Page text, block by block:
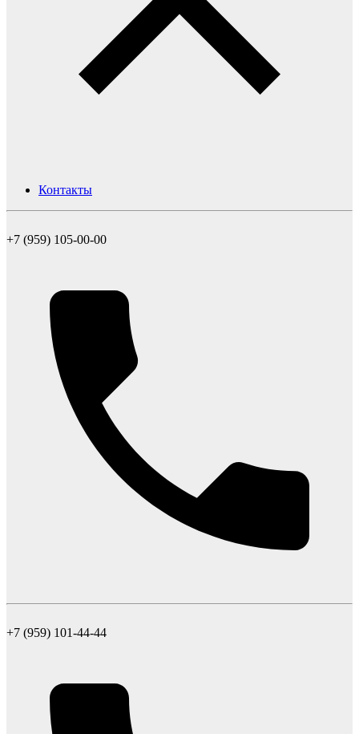
Контакты
+7 (959) 105-00-00
+7 (959) 101-44-44